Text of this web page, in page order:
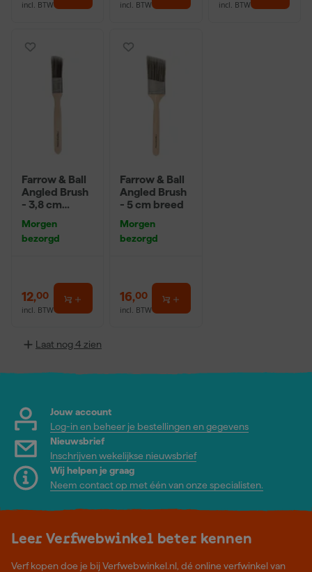
incl. BTW incl. BTW incl. BTW
Farrow & Ball
Angled Brush
- 3,8 cm
Morgen
bezorgd
12,00
incl. BTW
Farrow & Ball
Angled Brush
- 5 cm breed
Morgen
bezorgd
16,00
incl. BTW
Laat nog 4 zien
Jouw account
Log-in en beheer je bestellingen en gegevens
Nieuwsbrief
Inschrijven wekelijkse nieuwsbrief
Wij helpen je graag
Neem contact op met één van onze specialisten.
Leer Verfwebwinkel beter kennen
Verf kopen doe je bij Verfwebwinkel.nl, dé online verfwinkel van